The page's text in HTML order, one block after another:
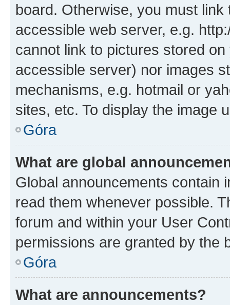
board. Otherwise, you must
accessible web server, e.g.
cannot link to pictures stored
accessible server) nor images
mechanisms, e.g. hotmail or
sites, etc. To display the image
Góra
What are global
Global announcements contain
read them whenever possible.
forum and within your User
permissions are granted by the
Góra
What are announcements?